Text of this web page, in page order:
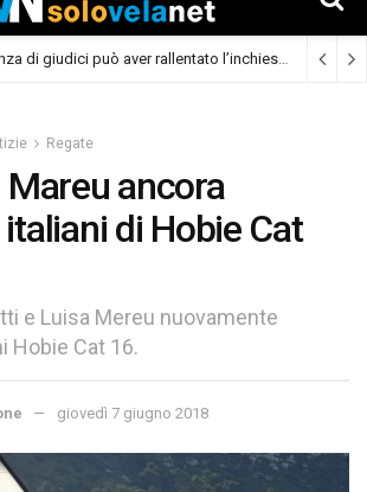
Bayesian, la carenza di giudici può aver rallentato l’inchiesta (Cronaca)
Regate
Mareu ancora
di Hobie Cat
e Luisa Mereu nuovamente
Hobie Cat 16.
giovedì 7 giugno 2018